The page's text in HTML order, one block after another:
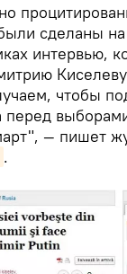
сделаны на
интервью,
чтобы
— пишет
.